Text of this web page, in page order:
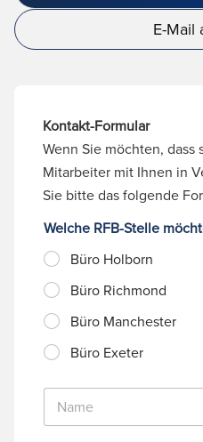
E-Mail
Kontakt-Formular
Wenn Sie möchten, dass
Mitarbeiter mit Ihnen in
Sie bitte das folgende
Welche RFB-Stelle
Büro Holborn
Büro Richmond
Büro Manchester
Büro Exeter
N
m